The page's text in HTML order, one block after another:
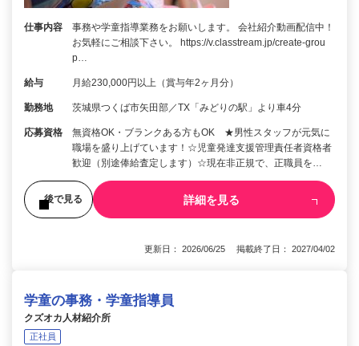
仕事内容
事務や学童指導業務をお願いします。 会社紹介動画配信中！
お気軽にご相談下さい。 https://v.classtream.jp/create-grou
p…
給与 月給230,000円以上（賞与年2ヶ月分）
勤務地 茨城県つくば市矢田部／TX「みどりの駅」より車4分
応募資格
無資格OK・ブランクある方もOK ★男性スタッフが元気に
職場を盛り上げています！☆児童発達支援管理責任者資格者
歓迎（別途俸給査定します）☆現在非正規で、正職員を…
後で見る 詳細を見る
更新日： 2026/06/25 掲載終了日： 2027/04/02
学童の事務・学童指導員
クズオカ人材紹介所
正社員